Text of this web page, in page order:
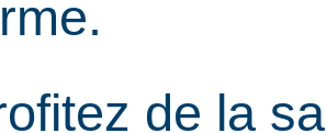
de la